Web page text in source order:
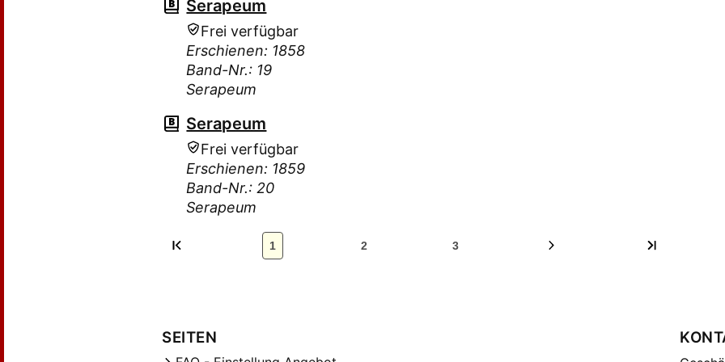
Serapeum
Frei verfügbar
Erschienen: 1858
Band-Nr.: 19
Serapeum
Serapeum
Frei verfügbar
Erschienen: 1859
Band-Nr.: 20
Serapeum
1 2 3
SEITEN